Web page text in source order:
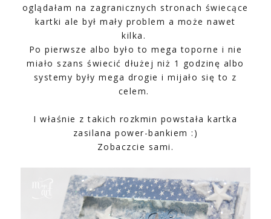
oglądałam na zagranicznych stronach świecące
kartki ale był mały problem a może nawet
kilka.
Po pierwsze albo było to mega toporne i nie
miało szans świecić dłużej niż 1 godzinę albo
systemy były mega drogie i mijało się to z
celem.
I właśnie z takich rozkmin powstała kartka
zasilana power-bankiem :)
Zobaczcie sami.